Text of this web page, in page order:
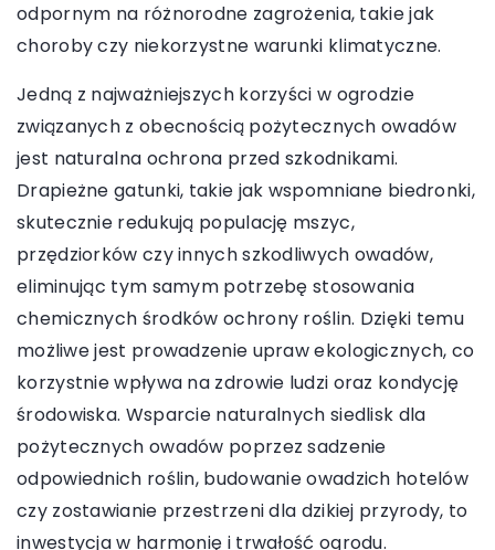
odpornym na różnorodne zagrożenia, takie jak
choroby czy niekorzystne warunki klimatyczne.
Jedną z najważniejszych korzyści w ogrodzie
związanych z obecnością pożytecznych owadów
jest naturalna ochrona przed szkodnikami.
Drapieżne gatunki, takie jak wspomniane biedronki,
skutecznie redukują populację mszyc,
przędziorków czy innych szkodliwych owadów,
eliminując tym samym potrzebę stosowania
chemicznych środków ochrony roślin. Dzięki temu
możliwe jest prowadzenie upraw ekologicznych, co
korzystnie wpływa na zdrowie ludzi oraz kondycję
środowiska. Wsparcie naturalnych siedlisk dla
pożytecznych owadów poprzez sadzenie
odpowiednich roślin, budowanie owadzich hotelów
czy zostawianie przestrzeni dla dzikiej przyrody, to
inwestycja w harmonię i trwałość ogrodu.